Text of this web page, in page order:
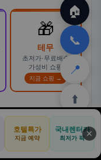
🎁
테무
초저가·무료배송
가성비 쇼핑
지금 쇼핑 →
AD
비교
바로가기 →
🛒
쿠팡
🎁
테무
🏠
📞
📍
⬆️
🚐
기사등록
🛒
아마존
호텔특가
지금 예약
국내렌터카
최저가 픽 ✕